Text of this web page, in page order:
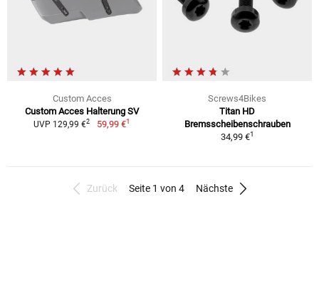
Custom Acces
Custom Acces Halterung SV
UVP 129,99 €2 59,99 €1
Screws4Bikes
Titan HD
Bremsscheibenschrauben
34,99 €1
Zurück Seite 1 von 4 Nächste